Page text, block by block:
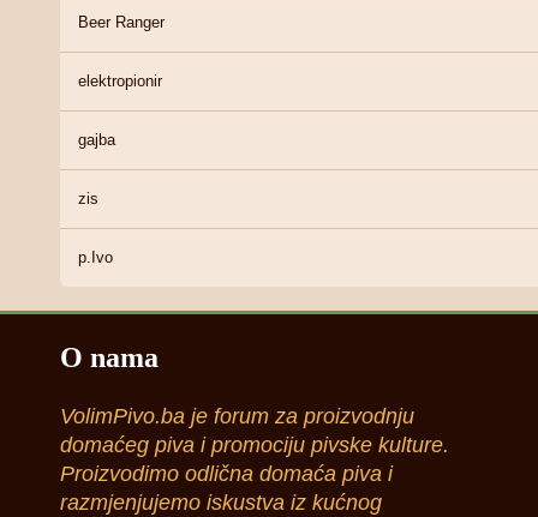
Beer Ranger
elektropionir
gajba
zis
p.Ivo
O nama
VolimPivo.ba je forum za proizvodnju
domaćeg piva i promociju pivske kulture.
Proizvodimo odlična domaća piva i
razmjenjujemo iskustva iz kućnog